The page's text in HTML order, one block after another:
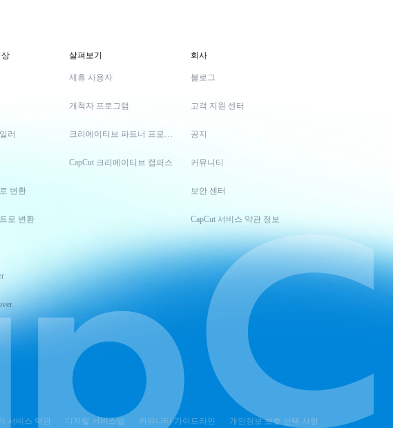
상
러
변환
로 변환
살펴보기
제휴 사용자
개척자 프로그램
크리에이티브 파트너 프로그램
CapCut 크리에이티브 캠퍼스
회사
블로그
고객 지원 센터
공지
커뮤니티
보안 센터
CapCut 서비스 약관 정보
서비스 약관 디지털 서비스법 커뮤니티 가이드라인 개인정보 보호 선택 사항